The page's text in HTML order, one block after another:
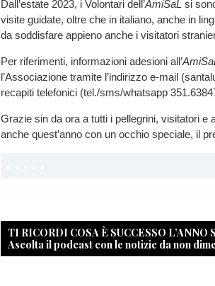
Dall’estate 2023, i Volontari dell’AmiSaL si
visite guidate, oltre che in italiano, anche in
da soddisfare appieno anche i visitatori
Per riferimenti, informazioni adesioni all’
l’Associazione tramite l’indirizzo e-mail
recapiti telefonici (tel./sms/whatsapp
Grazie sin da ora a tutti i pellegrini, visitatori e
anche quest’anno con un occhio speciale, il
TI RICORDI COSA È SUCCESSO L’ANNO
Ascolta il podcast con le notizie da non